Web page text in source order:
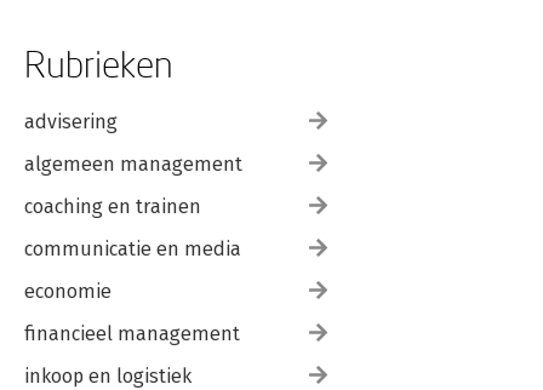
Rubrieken
advisering
algemeen management
coaching en trainen
communicatie en media
economie
financieel management
inkoop en logistiek